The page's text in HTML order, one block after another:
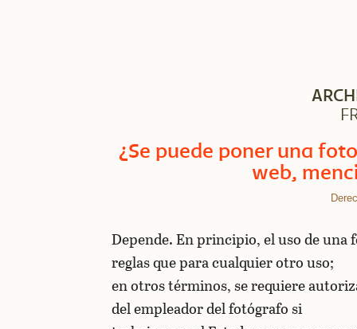
¿Se puede poner una
web,
Depende. En principio, el uso de
reglas que para cualquier otro uso;
en otros términos, se requiere
del empleador del fotógrafo si